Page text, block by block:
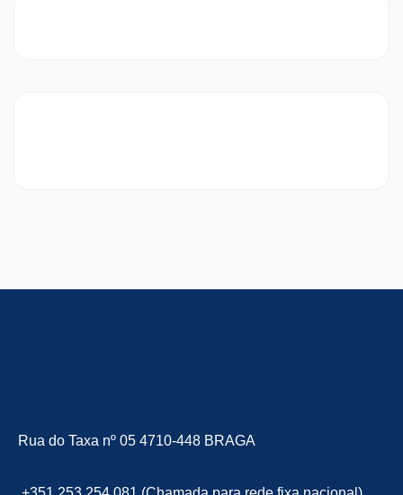
Rua do Taxa nº 05 4710-448 BRAGA